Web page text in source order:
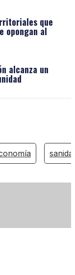
que
opongan al
alcanza un